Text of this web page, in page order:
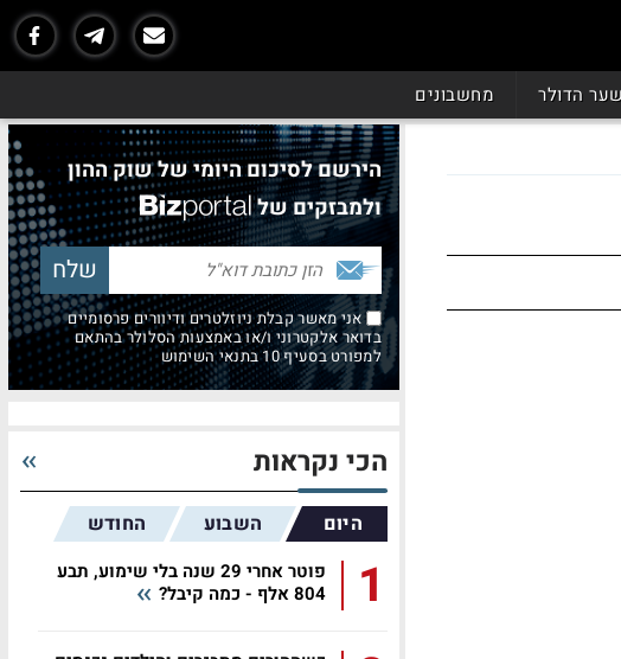
הדולר מחשבונים
הירשם לסיכום היומי של שוק ההון
ולמבזקים של
אני מאשר קבלת ניוזלטרים ודיוורים פרסומיים
בדואר אלקטרוני ו/או באמצעות הסלולר בהתאם
למפורט בסעיף 10 בתנאי השימוש
הכי נקראות
היום השבוע החודש
1
פוטר אחרי 29 שנה בלי שימוע, תבע
804 אלף - כמה קיבל?